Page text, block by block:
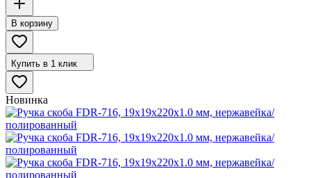
В корзину
Купить в 1 клик
Новинка